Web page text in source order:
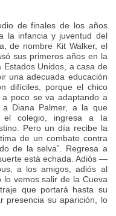
de finales de los años
la infancia y juventud del
de nombre Kit Walker, el
sus primeros años en la
Unidos, a casa de
una adecuada educación
difíciles, porque el chico
a poco se va adaptando a
Diana Palmer, a la que
el colegio, ingresa a Ia
Pero un día recibe la
de un combate contra
de la selva”. Regresa a
está echada. Adiós —
a los amigos, adiós al
lo vemos salir de la Cueva
que portará hasta su
presencia su aparición, lo